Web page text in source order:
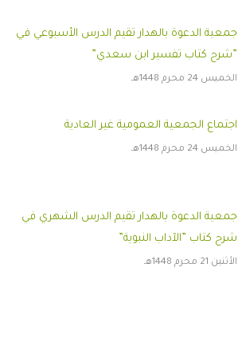
جمعية الدعوة بالهدار تقيم الدرس الأسبوعي في
”شرح كتاب تفسير ابن سعدي”
الخميس 24 محرم 1448هـ
اجتماع الجمعية العمومية غير العادية
الخميس 24 محرم 1448هـ
جمعية الدعوة بالهدار تقيم الدرس الشهري في
شرح كتاب ”الآداب النبوية”
الأثنين 21 محرم 1448هـ